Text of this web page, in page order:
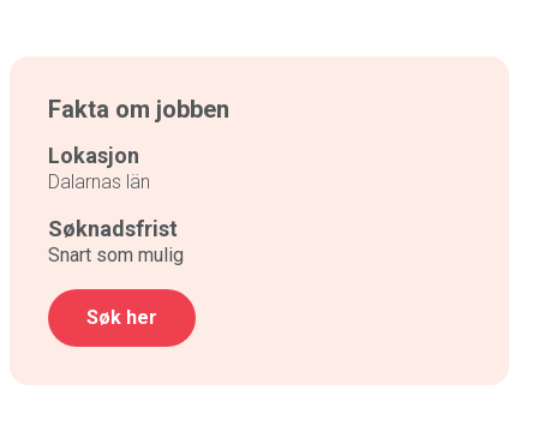
Fakta om jobben
Lokasjon
Dalarnas län
Søknadsfrist
Snart som mulig
Søk her